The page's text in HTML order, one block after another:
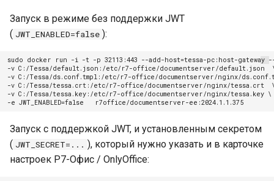
Запуск в режиме без поддержки JWT
( JWT_ENABLED=false ):
sudo docker run -i -t -p 32113 :443 --add-host=tessa-pc:host-gateway
-v C:/Tessa/default.json:/etc/r7-office/documentserver/default.json
-v C:/Tessa/ds.conf.tmpl:/etc/r7-office/documentserver/nginx/
-v C:/Tessa/tessa.crt:/etc/r7-office/documentserver/nginx/tessa.crt
-v C:/Tessa/tessa.key:/etc/r7-office/documentserver/nginx/tessa.key \
-e JWT_ENABLED=false
Запуск с поддержкой JWT, и установленным секретом
( JWT_SECRET=... ), который нужно указать и в карточке
настроек Р7-Офис / OnlyOffice: